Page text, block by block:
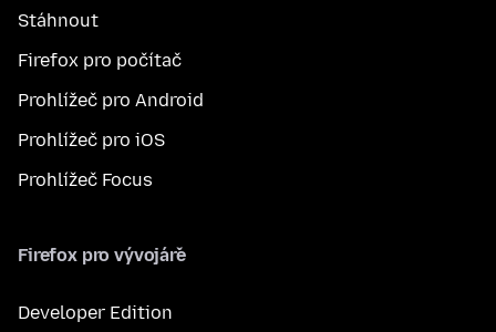
Stáhnout
Firefox pro počítač
Prohlížeč pro Android
Prohlížeč pro iOS
Prohlížeč Focus
Firefox pro vývojáře
Developer Edition